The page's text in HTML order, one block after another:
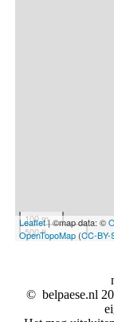
100 m
500 ft
Leaflet| ©map data: ©
OpenTopoMap (CC-BY-
© belpaese.nl